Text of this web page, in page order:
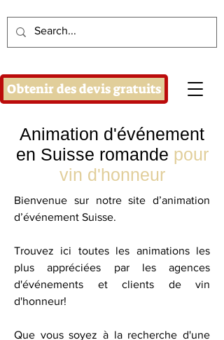
Obtenir des devis gratuits
Animation d'événement
en Suisse romande pour
vin d'honneur
Bienvenue sur notre site d’animation
d’événement Suisse.
Trouvez ici toutes les animations les
plus appréciées par les agences
d'événements et clients de vin
d'honneur!
Que vous soyez à la recherche d'une